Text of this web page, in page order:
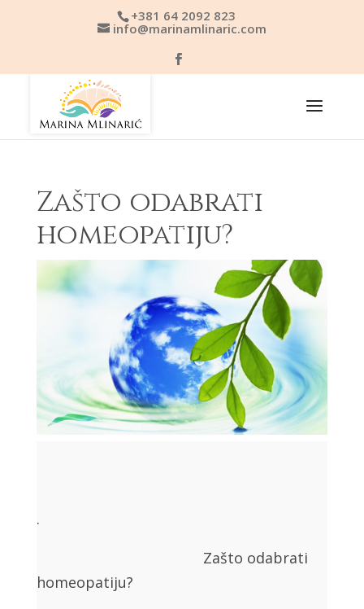
+381 64 2092 823
info@marinamlinaric.com
Zašto odabrati
homeopatiju?
.
Zašto odabrati
homeopatiju?